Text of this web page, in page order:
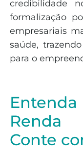
credibilidade
formalização
empresariais
saúde,
para o
Renda
Conte